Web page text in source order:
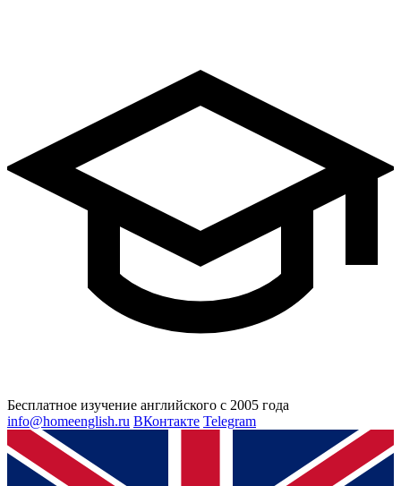
Бесплатное изучение английского с 2005 года
info@homeenglish.ru ВКонтакте Telegram